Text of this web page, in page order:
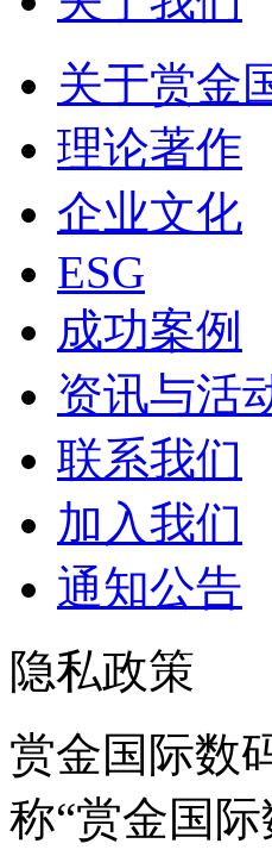
关于赏金
理论著作
企业文化
ESG
成功案例
资讯与活
联系我们
加入我们
通知公告
隐私政策
赏金国际数
称“赏金国际